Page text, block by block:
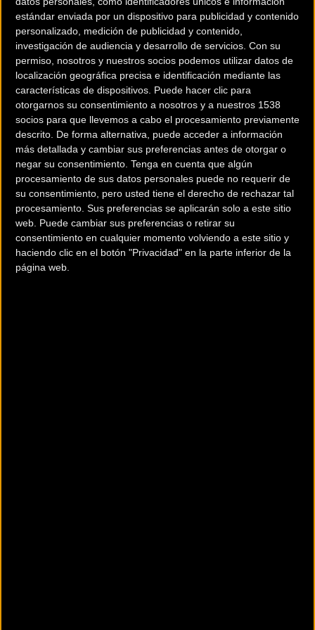
estándar enviada por un dispositivo para publicidad y contenido
personalizado, medición de publicidad y contenido,
investigación de audiencia y desarrollo de servicios. Con su
permiso, nosotros y nuestros socios podemos utilizar datos de
localización geográfica precisa e identificación mediante las
características de dispositivos. Puede hacer clic para
otorgarnos su consentimiento a nosotros y a nuestros 1538
socios para que llevemos a cabo el procesamiento previamente
descrito. De forma alternativa, puede acceder a información
más detallada y cambiar sus preferencias antes de otorgar o
negar su consentimiento. Tenga en cuenta que algún
procesamiento de sus datos personales puede no requerir de
su consentimiento, pero usted tiene el derecho de rechazar tal
procesamiento. Sus preferencias se aplicarán solo a este sitio
web. Puede cambiar sus preferencias o retirar su
consentimiento en cualquier momento volviendo a este sitio y
haciendo clic en el botón "Privacidad" en la parte inferior de la
página web.
Se trata de una grabación realizada con motivo de los
Internacionales de Chelva, inicio del Open de España
Cofidis, hace dos semanas.
Aquí puedes ver elvídeo
Más info. de este evento
INTERNACIONALES XCO CHELVA GRAN PREMIO CULT
BIKES
Se celebra el 06/03/2016
En las pruebas de XCO las sedes pueden variar o incluso no estar
asignadas todavía, aunque las fechas sí deberían ser definitivas. No
todas